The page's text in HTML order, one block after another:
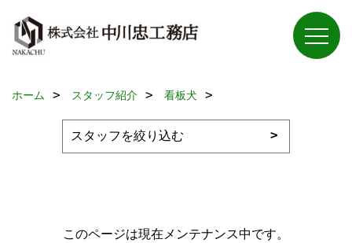
ホーム スタッフ紹介 看板犬
このページは現在メンテナンス中です。